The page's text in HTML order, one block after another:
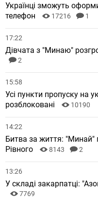
Українці зможуть
телефон
17216 1
17:22
Дівчата з "Минаю"
2
15:58
Усі пункти пропуску на
розблоковані
10190
14:22
Битва за життя: "Минай"
Рівного
8143 2
13:26
У складі закарпатці:
7769